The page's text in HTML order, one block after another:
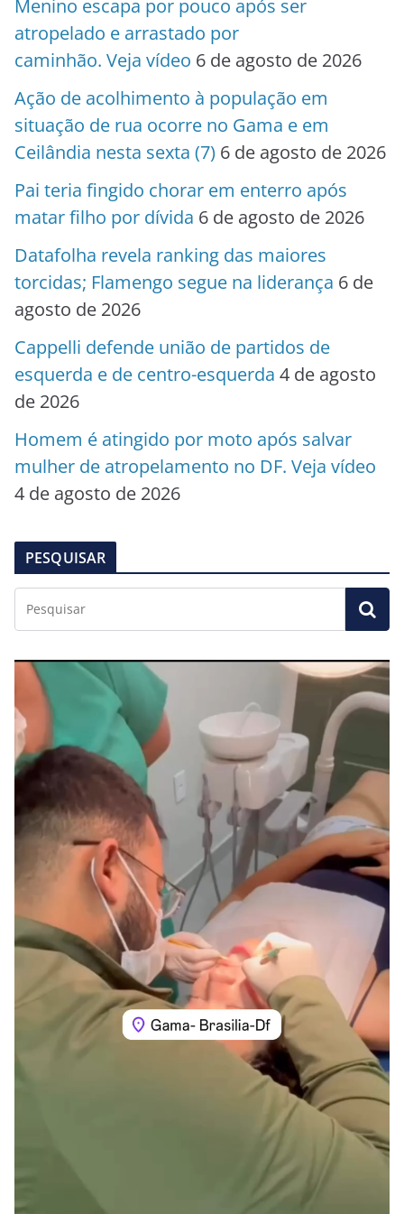
Menino escapa por pouco após ser
atropelado e arrastado por
caminhão. Veja vídeo 6 de agosto de 2026
Ação de acolhimento à população em
situação de rua ocorre no Gama e em
Ceilândia nesta sexta (7) 6 de agosto de 2026
Pai teria fingido chorar em enterro após
matar filho por dívida 6 de agosto de 2026
Datafolha revela ranking das maiores
torcidas; Flamengo segue na liderança 6 de
agosto de 2026
Cappelli defende união de partidos de
esquerda e de centro-esquerda 4 de agosto
de 2026
Homem é atingido por moto após salvar
mulher de atropelamento no DF. Veja vídeo
4 de agosto de 2026
PESQUISAR